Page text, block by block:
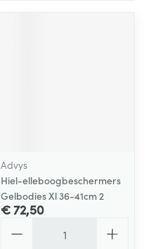
Advys
Hiel-elleboogbeschermers
Gelbodies Xl 36-41cm 2
€ 72,50